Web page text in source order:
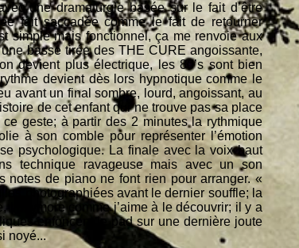
une dramaturgie basée sur le fait d’être
fait saccadée comme le fait de retourner
simple mais fonctionnel, ça me renvoie aux
basse tirée des THE CURE angoissante,
devient plus électrique, les 80’s sont bien
devient dès lors hypnotique comme le
avant un final sombre, lourd, angoissant, au
de cet enfant qui ne trouve pas sa place
geste; à partir des 2 minutes la rythmique
à son comble pour représenter l’émotion
psychologique. La finale avec la voix haut
technique ravageuse mais avec un son
notes de piano ne font rien pour arranger. «
photographiées avant le dernier souffle; la
comme j’aime à le découvrir; il y a
enfoncent le pad sur une dernière joute
noyé...